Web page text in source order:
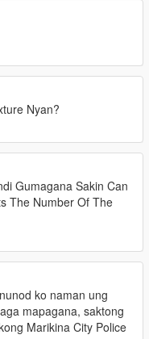
Nyan?
Gumagana Sakin Can
The Number Of The
ko naman ung
mapagana, saktong
Marikina City Police